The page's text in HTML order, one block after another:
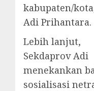
kabupaten/
Adi Prihantara.
Lebih lanjut,
Sekdaprov Adi
menekankan
sosialisasi